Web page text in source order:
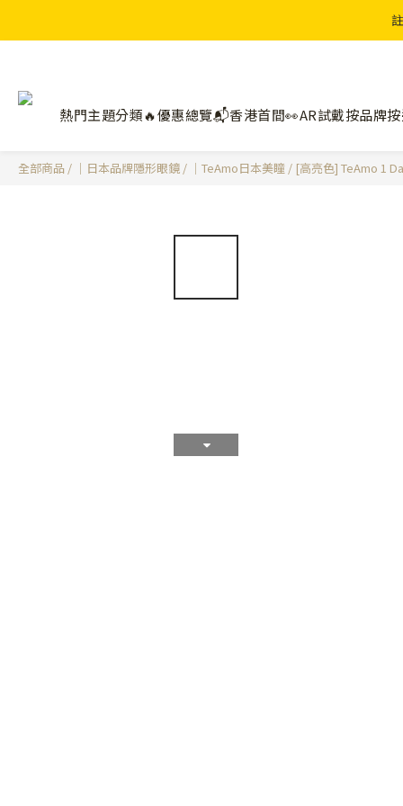
熱門主題分類🔥優惠總覽📬香港首間👀AR試戴按品牌
全部商品 / ｜日本品牌隱形眼鏡 / ｜TeAmo日本美瞳 / [高亮色] TeAmo 1